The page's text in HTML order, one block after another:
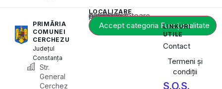
PRIMĂRIA
COMUNEI
CERCHEZU
Județul
Constanța
Str.
General
Cerchez
LOCALIZARE
Acest conținut este blocat până când acceptați categoria corespunzătoare de cookie-uri.
Accept categoria Funcționalitate
LINKURI
UTILE
Contact
Termeni și
condiții
S.O.S.